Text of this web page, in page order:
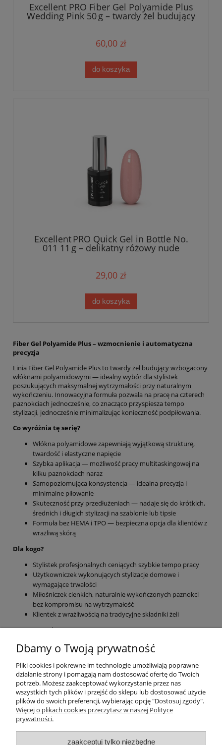
Excellent PRO Fiber Gel Polyamide Plus
Wedding Pink 50 g – twardy żel budujący
z włóknami polyamidowymi
60,00 zł
do koszyka
Excellent PRO Quick Gel in Bottle No.
011 11 g – delikatny różowy nude
29,00 zł
do koszyka
Fiber Gel Polyamide Plus – wzmocnienie i automatyczna
precyzja
Linia Fiber Gel Polyamide Plus to twardy żel budujący wzbogacony
włóknami polyamidowymi — idealny wybór dla stylistek
poszukujących maksymalnej wytrzymałości przy naturalnym
wykończeniu. Innowacyjna formuła pozwala na pracę na czterech
paznokciach jednocześnie, co znacząco przyspiesza tempo
stylizacji, jednocześnie minimalizując konieczność podpiłowania.
Co wyróżnia tę serię?
Włókna polyamidowe zapewniają wyjątkową strukturę,
twardość i elastyczne napięcie
Szybka aplikacja — możliwość pracy multitaskingowej na
kilku paznokciach naraz
Samopoziomująca konsystencja — idealna precyzja i
minimalne piłowanie
Skuteczność przy przedłużeniach — nadaje się do krótkich,
średnich i długich stylizacji na szablonie lub tipsie
Formuła bez HEMA i TPO — bezpieczna opcja dla klientów z
wrażliwą skórą
Dla kogo?
Stylistek profesjonalnych ceniących szybkie tempo pracy
Użytkowniczek wykonujących stylizacje domowe i
wymagające trwałości
Miłośniczek cienkich, naturalnie wykończonych paznokci
bez kompromisu na wytrzymałość
Klientek z wrażliwością na tradycyjne składniki żeli
Zastosowania:
Budowa i bardzo mocne wzmocnienie naturalnej płytki
paznokcia
Przedłużenia o długości od krótkiej po bardzo długą
Ekspresowe uzupełnienia stylizacji
Praca z dual formami i fine gradientami żelowymi
Pomoc
Moje konto
Dbamy o Twoją prywatność
Pliki cookies i pokrewne im technologie umożliwiają poprawne
działanie strony i pomagają nam dostosować ofertę do Twoich
potrzeb. Możesz zaakceptować wykorzystanie przez nas
wszystkich tych plików i przejść do sklepu lub dostosować użycie
plików do swoich preferencji, wybierając opcję "Dostosuj zgody".
Więcej o plikach cookies przeczytasz w naszej Polityce
prywatności.
zaakceptuj tylko niezbędne